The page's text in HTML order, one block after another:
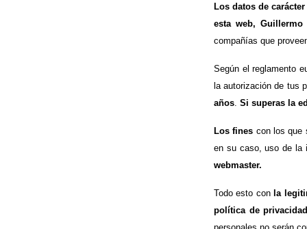
Los datos de carácter
esta web,
compañías que
Según el reglamento
la autorización de tus
años Si superas la
Los fines con los que
en su caso, uso de la
webmaster.
Todo esto con la
política de privacidad